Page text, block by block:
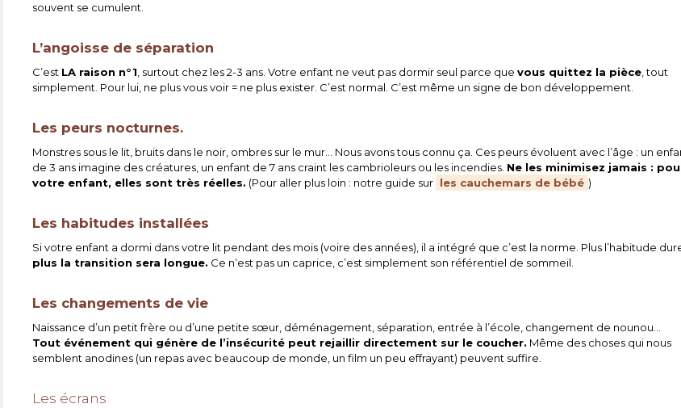
souvent se cumulent.
L’angoisse de séparation
C’est LA raison n°1, surtout chez les 2-3 ans. Votre enfant ne veut pas dormir seul parce quevous quittez la pièce, tout
simplement. Pour lui, ne plus vous voir = ne plus exister. C’est normal. C’est même un signe de bon développement.
Les peurs nocturnes.
Monstres sous le lit, bruits dans le noir, ombres sur le mur… Nous avons tous connu ça. Ces peurs évoluent avec l’âge : un
de 3 ans imagine des créatures, un enfant de 7 ans craint les cambrioleurs ou les incendies. Ne les minimisez jamais :
votre enfant, elles sont très réelles. (Pour aller plus loin : notre guide sur les cauchemars de bébé )
Les habitudes installées
Si votre enfant a dormi dans votre lit pendant des mois (voire des années), il a intégré que c’est la norme. Plus l’habitude
plus la transition sera longue. Ce n’est pas un caprice, c’est simplement son référentiel de sommeil.
Les changements de vie
Naissance d’un petit frère ou d’une petite sœur, déménagement, séparation, entrée à l’école, changement de nounou…
Tout événement qui génère de l’insécurité peut rejaillir directement sur le coucher. Même des choses qui nous
semblent anodines (un repas avec beaucoup de monde, un film un peu effrayant) peuvent suffire.
Les écrans